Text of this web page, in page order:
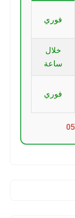
فوري
خلال
ساعة
فوري